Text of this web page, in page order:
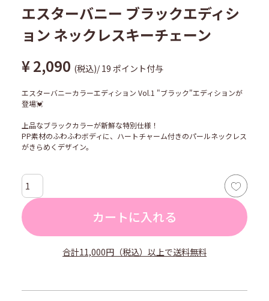
エスターバニー ブラックエディシ
ョン ネックレスキーチェーン
¥2,090 税込 /19 ポイント付与
エスターバニーカラーエディション Vol.1 "ブラック"エディションが
登場💓
上品なブラックカラーが新鮮な特別仕様！
PP素材のふわふわボディに、ハートチャーム付きのパールネックレス
がきらめくデザイン。
カートに入れる
合計11,000円（税込）以上で送料無料